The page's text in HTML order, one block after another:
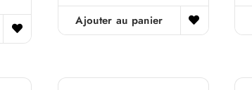
Ajouter au panier